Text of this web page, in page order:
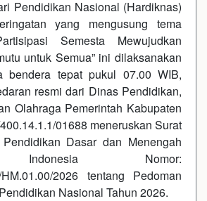
Pendidikan Nasional (Hardiknas)
yang mengusung tema
Semesta Mewujudkan
untuk Semua” ini dilaksanakan
bendera tepat pukul 07.00 WIB,
resmi dari Dinas Pendidikan,
Olahraga Pemerintah Kabupaten
01688 meneruskan Surat
Dasar dan Menengah
Indonesia Nomor:
HM.01.00/2026 tentang Pedoman
Nasional Tahun 2026.